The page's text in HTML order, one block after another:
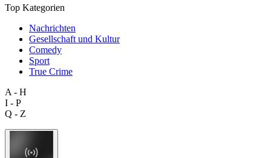
Top Kategorien
Nachrichten
Gesellschaft und Kultur
Comedy
Sport
True Crime
A - H
I - P
Q - Z